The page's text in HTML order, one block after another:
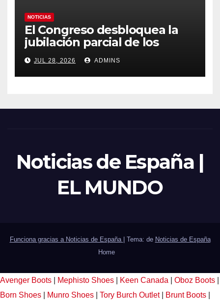
NOTICIAS
El Congreso desbloquea la
jubilación parcial de los
trabajadores laborales del
sector público
JUL 28, 2026 ADMINS
Noticias de España |
EL MUNDO
Funciona gracias a Noticias de España Tema: de Noticias de España
Home
Avenger Boots Mephisto Shoes Keen Canada Oboz Boots
Born Shoes
Munro Shoes Tory Burch Outlet Brunt Boots